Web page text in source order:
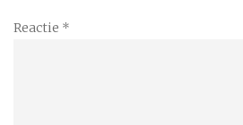
Reactie *